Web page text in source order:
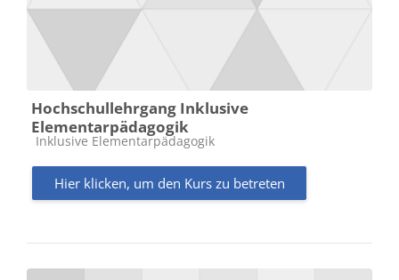
Hochschullehrgang Inklusive
Elementarpädagogik
Kursbereich
Inklusive Elementarpädagogik
Hier klicken, um den Kurs zu betreten